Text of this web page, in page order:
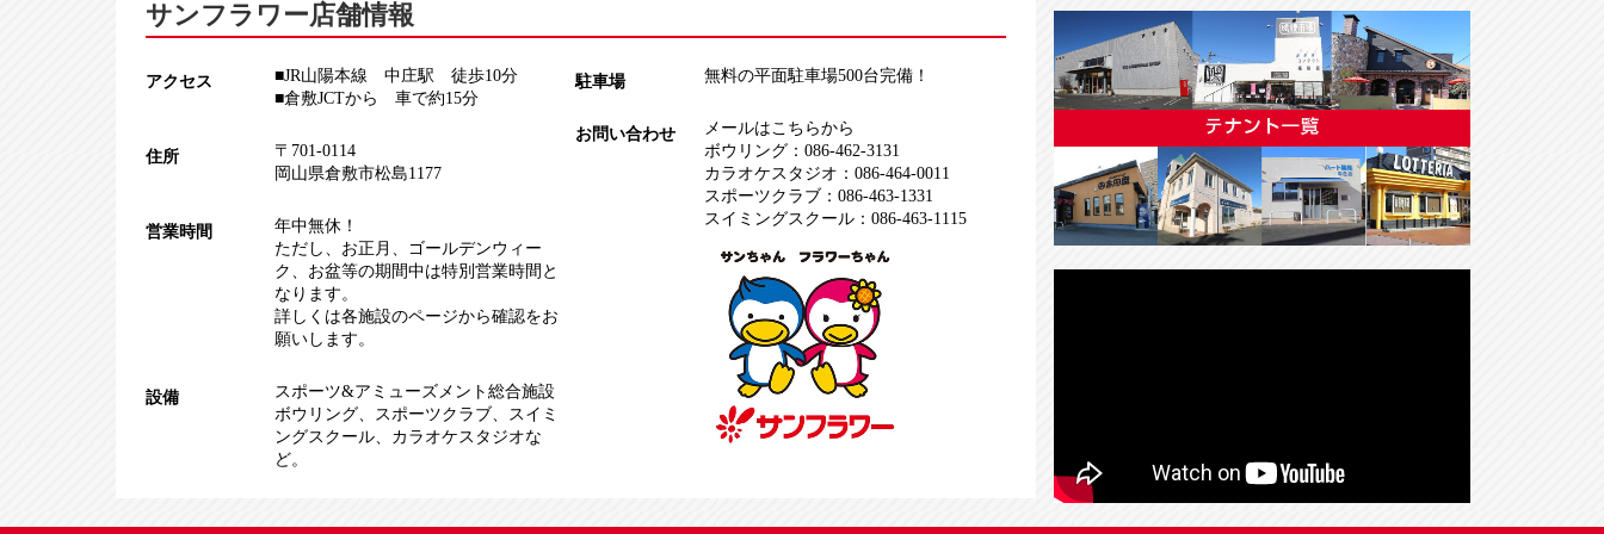
サンフラワー店舗情報
アクセス
■JR山陽本線 中庄駅 徒歩10分
■倉敷JCTから 車で約15分
住所
〒701-0114
岡山県倉敷市松島1177
営業時間
年中無休！
ただし、お正月、ゴールデンウィー
ク、お盆等の期間中は特別営業時間と
なります。
詳しくは各施設のページから確認をお
願いします。
設備
スポーツ&アミューズメント総合施設
ボウリング
スポーツクラブ
スイミ
ングスクール
カラオケスタジオな
ど。
駐車場 無料の平面駐車場500台完備！
お問い合わせ
メールはこちらから
ボウリング：086-462-3131
カラオケスタジオ：086-464-0011
スポーツクラブ：086-463-1331
スイミングスクール：086-463-1115